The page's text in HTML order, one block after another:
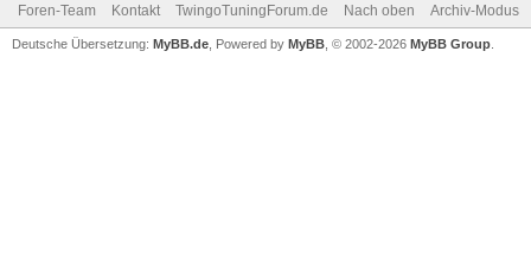
Foren-Team Kontakt TwingoTuningForum.de Nach oben Archiv-Modus
Deutsche Übersetzung: MyBB.de , Powered by MyBB , © 2002-2026 MyBB Group